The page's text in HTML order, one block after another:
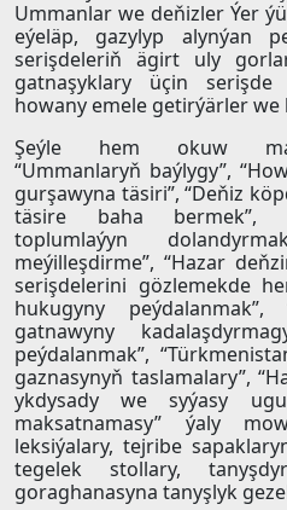
Ummanlar we deňizler Ýer
eýeläp, gazylyp alynýan
serişdeleriň ägirt uly
gatnaşyklary üçin
howany emele getirýärler we
Şeýle hem okuw
“Ummanlaryň baýlygy”,
gurşawyna täsiri”, “Deňiz
täsire baha bermek”,
toplumlaýyn
meýilleşdirme”, “Hazar
serişdelerini gözlemekde
hukugyny
gatnawyny
peýdalanmak”,
gaznasynyň taslamalary”,
ykdysady we syýasy
maksatnamasy” ýaly
leksiýalary, tejribe
tegelek stollary,
goraghanasyna tanyşlyk